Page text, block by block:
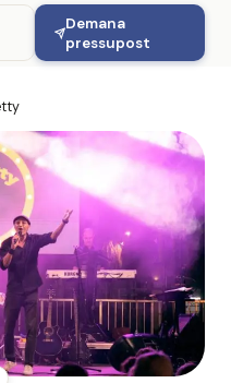
Demana
pressupost